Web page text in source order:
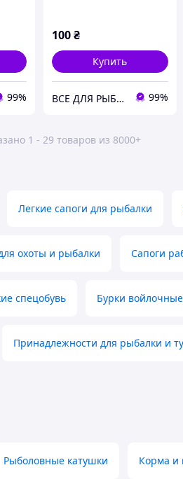
99%
100₴
Купить
ВСЕ ДЛЯ РЫБАЛКИ 99%
1 - 29 товаров из 8000+
Легкие сапоги для рыбалки
охоты и рыбалки Сапоги
спецобувь Бурки войлочные
Принадлежности для рыбалки и
Рыболовные катушки Корма и